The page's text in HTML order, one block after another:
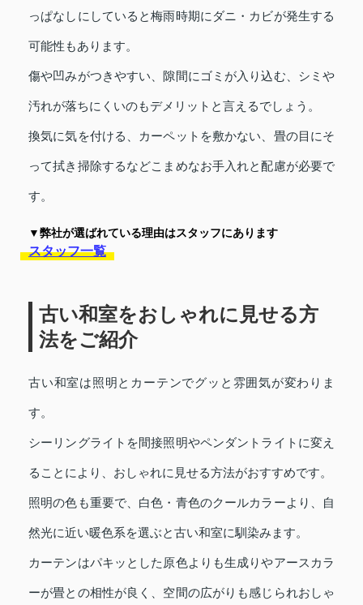
っぱなしにしていると梅雨時期にダニ・カビが発生する
可能性もあります。
傷や凹みがつきやすい、隙間にゴミが入り込む、シミや
汚れが落ちにくいのもデメリットと言えるでしょう。
換気に気を付ける、カーペットを敷かない、畳の目にそ
って拭き掃除するなどこまめなお手入れと配慮が必要で
す。
▼弊社が選ばれている理由はスタッフにあります
スタッフ一覧
古い和室をおしゃれに見せる方
法をご紹介
古い和室は照明とカーテンでグッと雰囲気が変わりま
す。
シーリングライトを間接照明やペンダントライトに変え
ることにより、おしゃれに見せる方法がおすすめです。
照明の色も重要で、白色・青色のクールカラーより、自
然光に近い暖色系を選ぶと古い和室に馴染みます。
カーテンはパキッとした原色よりも生成りやアースカラ
ーが畳との相性が良く、空間の広がりも感じられおしゃ